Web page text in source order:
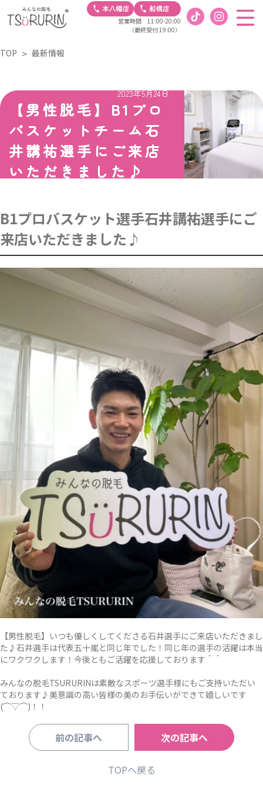
営業時間 11:00-20:00
（最終受付 19:00）
TOP 最新情報
2023年5月24日
【男性脱毛】B1プロ
バスケットチーム石
井講祐選手にご来店
いただきました♪
B1プロバスケット選手石井講祐選手にご
来店いただきました♪
【男性脱毛】いつも優しくしてくださる石井選手にご来店いただきまし
た♪石井選手は代表五十嵐と同じ年でした！同じ年の選手の活躍は本当
にワクワクします！今後ともご活躍を応援しております＾＾
みんなの脱毛TSURURINは素敵なスポーツ選手様にもご支持いただい
ております♪美意識の高い皆様の美のお手伝いができて嬉しいです
(⌒▽⌒)！！
前の記事へ 次の記事へ
TOPへ戻る